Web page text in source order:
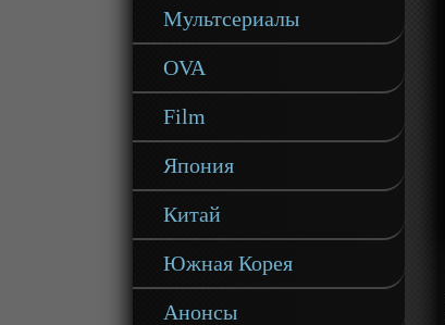
Мультсериалы
OVA
Film
Япония
Китай
Южная Корея
Анонсы